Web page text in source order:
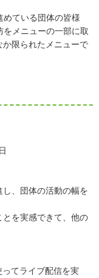
ている団体の皆様
メニューの一部に取
か限られたメニューで
し、団体の活動の幅を
とを実感できて、他の
てライブ配信を実